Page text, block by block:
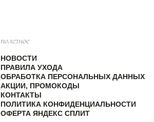
полезное
НОВОСТИ
ПРАВИЛА УХОДА
ОБРАБОТКА ПЕРСОНАЛЬНЫХ ДАННЫХ
АКЦИИ, ПРОМОКОДЫ
КОНТАКТЫ
ПОЛИТИКА КОНФИДЕНЦИАЛЬНОСТИ
ОФЕРТА ЯНДЕКС СПЛИТ